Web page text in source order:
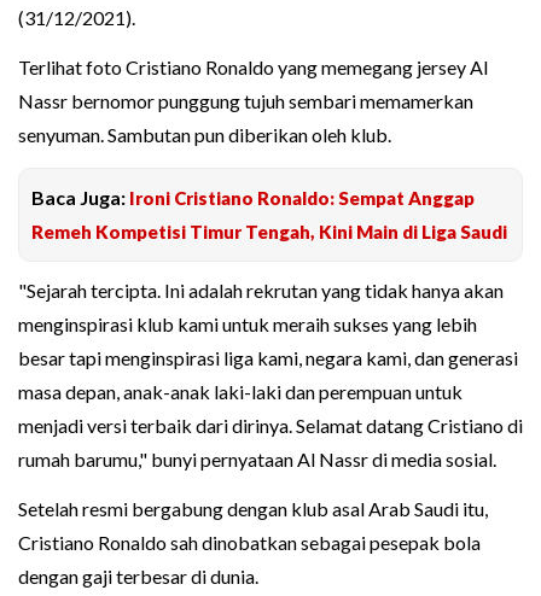
(31/12/2021).
Terlihat foto Cristiano Ronaldo yang memegang jersey Al
Nassr bernomor punggung tujuh sembari memamerkan
senyuman. Sambutan pun diberikan oleh klub.
Baca Juga: Ironi Cristiano Ronaldo: Sempat Anggap
Remeh Kompetisi Timur Tengah, Kini Main di Liga Saudi
"Sejarah tercipta. Ini adalah rekrutan yang tidak hanya akan
menginspirasi klub kami untuk meraih sukses yang lebih
besar tapi menginspirasi liga kami, negara kami, dan generasi
masa depan, anak-anak laki-laki dan perempuan untuk
menjadi versi terbaik dari dirinya. Selamat datang Cristiano di
rumah barumu," bunyi pernyataan Al Nassr di media sosial.
Setelah resmi bergabung dengan klub asal Arab Saudi itu,
Cristiano Ronaldo sah dinobatkan sebagai pesepak bola
dengan gaji terbesar di dunia.